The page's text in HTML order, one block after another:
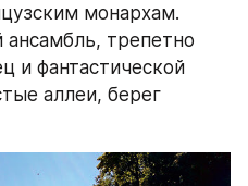
монархам.
трепетно
и фантастической
аллеи, берег